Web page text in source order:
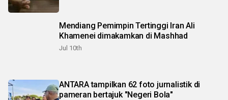
Mendiang Pemimpin Tertinggi Iran Ali
Khamenei dimakamkan di Mashhad
Jul 10th
ANTARA tampilkan 62 foto jurnalistik di
pameran bertajuk "Negeri Bola"